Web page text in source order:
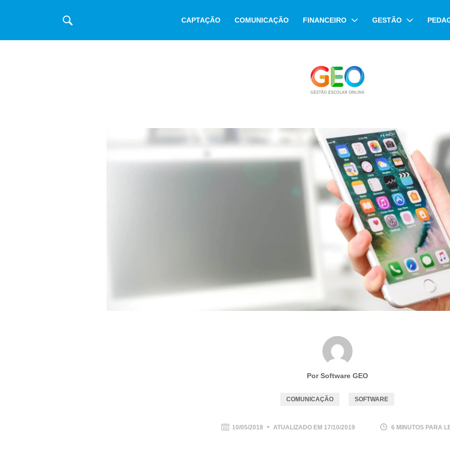
CAPTAÇÃO COMUNICAÇÃO FINANCEIRO GESTÃO
Por Software GEO
COMUNICAÇÃO SOFTWARE
10/05/2018 ATUALIZADO EM 17/10/2019 6 MINUTOS PARA